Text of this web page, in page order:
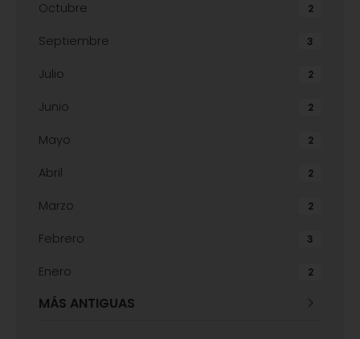
Octubre 2
Septiembre 3
Julio 2
Junio 2
Mayo 2
Abril 2
Marzo 2
Febrero 3
Enero 2
MÁS ANTIGUAS